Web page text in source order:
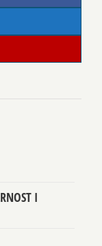
I